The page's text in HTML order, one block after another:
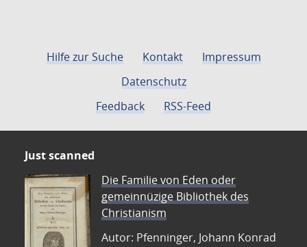
Hilfe zur Suche Kontakt
Impressum
Datenschutz
Feedback
RSS-Feed
Just scanned
Die Familie von Eden oder
gemeinnüzige Bibliothek des
Christianism
Autor: Pfenninger, Johann Konrad